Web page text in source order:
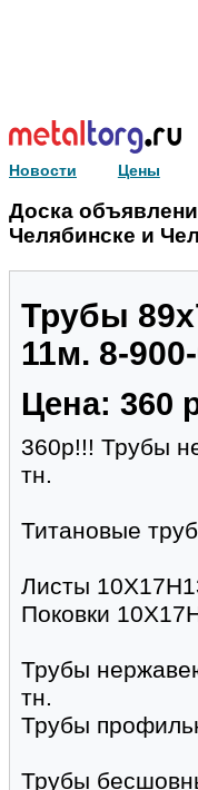
Новости Цены
Доска
Челябинске и
Трубы
11м. 8-
Цена: 360
360р!!! Трубы
тн.
Титановые
Листы
Поковки
Трубы
тн.
Трубы
Трубы